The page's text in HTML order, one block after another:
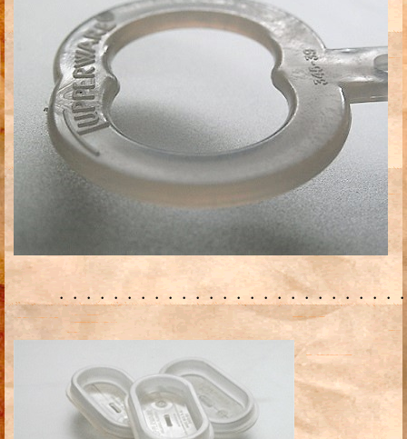
・・・・・・・・・・・・・・・・・・・・・・・・・・